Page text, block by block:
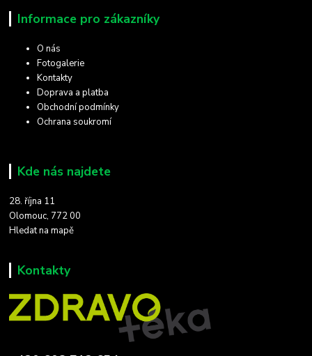
Informace pro zákazníky
O nás
Fotogalerie
Kontakty
Doprava a platba
Obchodní podmínky
Ochrana soukromí
Kde nás najdete
28. října 11
Olomouc, 772 00
Hledat na mapě
Kontakty